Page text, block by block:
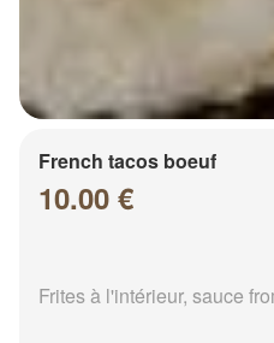
French tacos boeuf
10.00 €
Frites à l'intérieur, sauce